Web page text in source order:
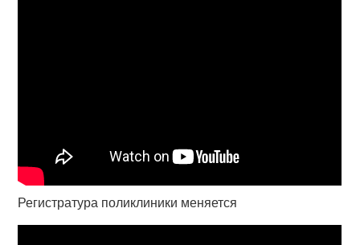
Регистратура поликлиники меняется